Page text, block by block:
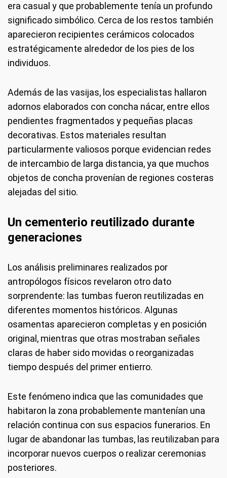
era casual y que probablemente tenía un profundo
significado simbólico. Cerca de los restos también
aparecieron recipientes cerámicos colocados
estratégicamente alrededor de los pies de los
individuos.
Además de las vasijas, los especialistas hallaron
adornos elaborados con concha nácar, entre ellos
pendientes fragmentados y pequeñas placas
decorativas. Estos materiales resultan
particularmente valiosos porque evidencian redes
de intercambio de larga distancia, ya que muchos
objetos de concha provenían de regiones costeras
alejadas del sitio.
Un cementerio reutilizado durante
generaciones
Los análisis preliminares realizados por
antropólogos físicos revelaron otro dato
sorprendente: las tumbas fueron reutilizadas en
diferentes momentos históricos. Algunas
osamentas aparecieron completas y en posición
original, mientras que otras mostraban señales
claras de haber sido movidas o reorganizadas
tiempo después del primer entierro.
Este fenómeno indica que las comunidades que
habitaron la zona probablemente mantenían una
relación continua con sus espacios funerarios. En
lugar de abandonar las tumbas, las reutilizaban para
incorporar nuevos cuerpos o realizar ceremonias
posteriores.